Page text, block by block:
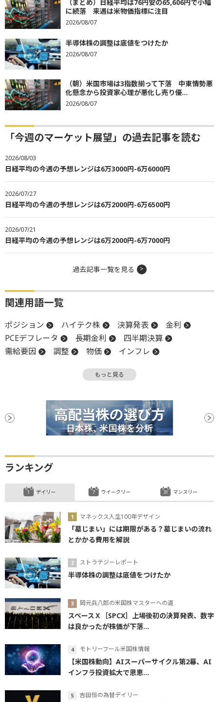
（まとめ）日経平均は76円安の65,606円で小幅
に続落 来週は米物価指標に注目
2026/08/07
半導体株の調整は底値をつけたか
2026/08/07
（朝）米国市場は3指数揃って下落 中東情勢悪
化懸念から投資家心理が悪化し売り優...
2026/08/07
「今週のマーケット展望」の過去記事を読む
2026/08/03
日経平均の今週の予想レンジは6万3000円-6万6000円
2026/07/27
日経平均の今週の予想レンジは6万2000円-6万6500円
2026/07/21
日経平均の今週の予想レンジは6万2000円-6万7000円
過去記事一覧を見る
関連用語一覧
ポジション ハイテク株 決算発表
金利
PCEデフレータ
長期金利
四半期決算
需給要因
調整 物価
インフレ
物色 インバウンド
デフレ 利下げ
もっと見る
ランキング
デイリー
マネックス人生100年デザイン
「墓じまい」には期限がある？墓じまいの流れ
とかかる費用を解説
ストラテジーレポート
半導体株の調整は底値をつけたか
岡元兵八郎の米国株マスターへの道
スペースＸ［SPCX］上場後初の決算発表、数字
は良かったが株価が下落...
モトリーフール米国株情報
【米国株動向】AIスーパーサイクル第2幕、AI
インフラ投資拡大で恩恵...
吉田恒の為替デイリー
ウイークリー マンスリー